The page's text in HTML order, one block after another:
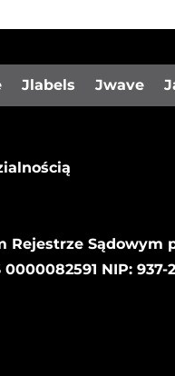
Jlabels Jwave
Sądowym
NIP: